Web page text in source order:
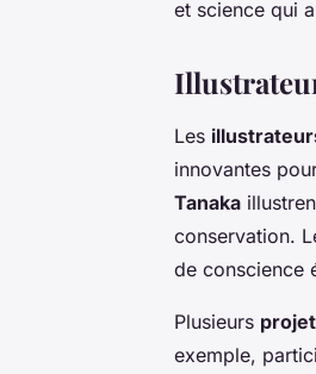
et science qui
Les
innovantes
Tanaka
conservation.
de conscience
Plusieurs
exemple,